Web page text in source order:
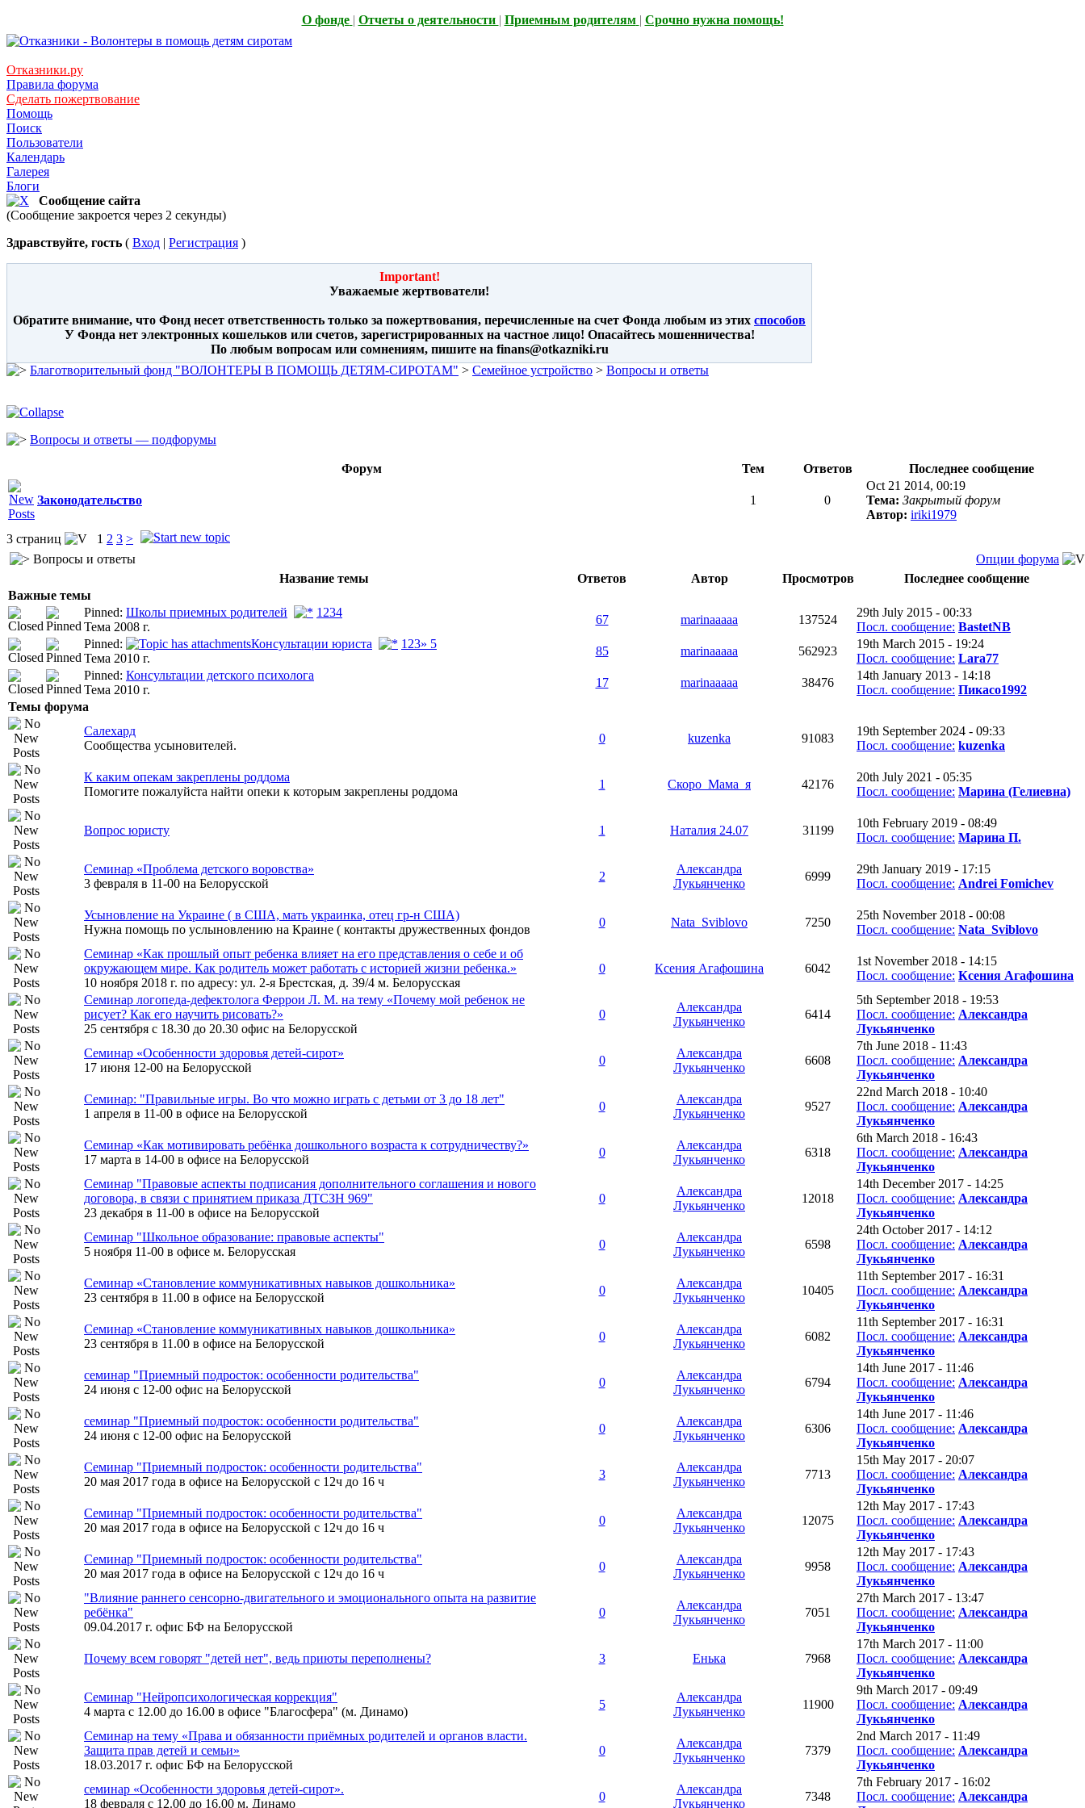
О фонде | Отчеты о деятельности | Приемным родителям | Срочно нужна помощь!
Отказники.ру
Правила форума
Сделать пожертвование
Помощь
Поиск
Пользователи
Календарь
Галерея
Блоги
Сообщение сайта
(Сообщение закроется через 2 секунды)
Здравствуйте, гость ( Вход | Регистрация )
Important!
Уважаемые жертвователи!
Обратите внимание, что Фонд несет ответственность только за пожертвования, перечисленные на счет Фонда любым из этих способов
У Фонда нет электронных кошельков или счетов, зарегистрированных на частное лицо! Опасайтесь мошенничества!
По любым вопросам или сомнениям, пишите на finans@otkazniki.ru
Благотворительный фонд "ВОЛОНТЕРЫ В ПОМОЩЬ ДЕТЯМ-СИРОТАМ" > Семейное устройство > Вопросы и ответы
Вопросы и ответы — подфорумы
Форум Тем Ответов Последнее сообщение
Законодательство 1 0
Oct 21 2014, 00:19
Тема: Закрытый форум
Автор: iriki1979
3 страниц
1 2 3 >
Вопросы и ответы
Опции форума
Название темы
Ответов Автор Просмотров
Последнее сообщение
Важные темы
Pinned: Школы приемных родителей 1 234
Тема 2008 г.
67 marinaaaaa 137524
29th July 2015 - 00:33
Посл. сообщение: BastetNB
Pinned:
Консультации юриста 1 23» 5
Тема 2010 г.
85 marinaaaaa 562923
19th March 2015 - 19:24
Посл. сообщение: Lara77
Pinned: Консультации детского психолога
Тема 2010 г.
17 marinaaaaa 38476
14th January 2013 - 14:18
Посл. сообщение: Пикасо1992
Темы форума
Салехард
Сообщества усыновителей.
0 kuzenka 91083
19th September 2024 - 09:33
Посл. сообщение: kuzenka
К каким опекам закреплены роддома
Помогите пожалуйста найти опеки к которым закреплены роддома
1 Скоро_Мама_я 42176
20th July 2021 - 05:35
Посл. сообщение: Марина (Гелиевна)
Вопрос юристу 1 Наталия 24.07 31199
10th February 2019 - 08:49
Посл. сообщение: Марина П.
Семинар «Проблема детского воровства»
3 февраля в 11-00 на Белорусской
2
Александра
Лукьянченко
6999
29th January 2019 - 17:15
Посл. сообщение: Andrei Fomichev
Усыновление на Украине ( в США, мать украинка, отец гр-н США)
Нужна помощь по услыновлению на Краине ( контакты дружественных фондов
0 Nata_Sviblovo 7250
25th November 2018 - 00:08
Посл. сообщение: Nata_Sviblovo
Семинар «Как прошлый опыт ребенка влияет на его представления о себе и об
окружающем мире. Как родитель может работать с историей жизни ребенка.»
10 ноября 2018 г. по адресу: ул. 2-я Брестская, д. 39/4 м. Белорусская
0 Ксения Агафошина 6042
1st November 2018 - 14:15
Посл. сообщение: Ксения Агафошина
Семинар логопеда-дефектолога Феррои Л. М. на тему «Почему мой ребенок не
рисует? Как его научить рисовать?»
25 сентября с 18.30 до 20.30 офис на Белорусской
0
Александра
Лукьянченко
6414
5th September 2018 - 19:53
Посл. сообщение: Александра
Лукьянченко
Cеминар «Особенности здоровья детей-сирот»
17 июня 12-00 на Белорусской
0
Александра
Лукьянченко
6608
7th June 2018 - 11:43
Посл. сообщение: Александра
Лукьянченко
Семинар: "Правильные игры. Во что можно играть с детьми от 3 до 18 лет"
1 апреля в 11-00 в офисе на Белорусской
0
Александра
Лукьянченко
9527
22nd March 2018 - 10:40
Посл. сообщение: Александра
Лукьянченко
Семинар «Как мотивировать ребёнка дошкольного возраста к сотрудничеству?»
17 марта в 14-00 в офисе на Белорусской
0
Александра
Лукьянченко
6318
6th March 2018 - 16:43
Посл. сообщение: Александра
Лукьянченко
Семинар "Правовые аспекты подписания дополнительного соглашения и нового
договора, в связи с принятием приказа ДТСЗН 969"
23 декабря в 11-00 в офисе на Белорусской
0
Александра
Лукьянченко
12018
14th December 2017 - 14:25
Посл. сообщение: Александра
Лукьянченко
Семинар "Школьное образование: правовые аспекты"
5 ноября 11-00 в офисе м. Белорусская
0
Александра
Лукьянченко
6598
24th October 2017 - 14:12
Посл. сообщение: Александра
Лукьянченко
Семинар «Становление коммуникативных навыков дошкольника»
23 сентября в 11.00 в офисе на Белорусской
0
Александра
Лукьянченко
10405
11th September 2017 - 16:31
Посл. сообщение: Александра
Лукьянченко
Семинар «Становление коммуникативных навыков дошкольника»
23 сентября в 11.00 в офисе на Белорусской
0
Александра
Лукьянченко
6082
11th September 2017 - 16:31
Посл. сообщение: Александра
Лукьянченко
семинар "Приемный подросток: особенности родительства"
24 июня с 12-00 офис на Белорусской
0
Александра
Лукьянченко
6794
14th June 2017 - 11:46
Посл. сообщение: Александра
Лукьянченко
семинар "Приемный подросток: особенности родительства"
24 июня с 12-00 офис на Белорусской
0
Александра
Лукьянченко
6306
14th June 2017 - 11:46
Посл. сообщение: Александра
Лукьянченко
Семинар "Приемный подросток: особенности родительства"
20 мая 2017 года в офисе на Белорусской с 12ч до 16 ч
3
Александра
Лукьянченко
7713
15th May 2017 - 20:07
Посл. сообщение: Александра
Лукьянченко
Семинар "Приемный подросток: особенности родительства"
20 мая 2017 года в офисе на Белорусской с 12ч до 16 ч
0
Александра
Лукьянченко
12075
12th May 2017 - 17:43
Посл. сообщение: Александра
Лукьянченко
Семинар "Приемный подросток: особенности родительства"
20 мая 2017 года в офисе на Белорусской с 12ч до 16 ч
0
Александра
Лукьянченко
9958
12th May 2017 - 17:43
Посл. сообщение: Александра
Лукьянченко
"Влияние раннего сенсорно-двигательного и эмоционального опыта на развитие
ребёнка"
09.04.2017 г. офис БФ на Белорусской
0
Александра
Лукьянченко
7051
27th March 2017 - 13:47
Посл. сообщение: Александра
Лукьянченко
Почему всем говорят "детей нет", ведь приюты переполнены? 3 Енька 7968
17th March 2017 - 11:00
Посл. сообщение: Александра
Лукьянченко
Семинар "Нейропсихологическая коррекция"
4 марта с 12.00 до 16.00 в офисе "Благосфера" (м. Динамо)
5
Александра
Лукьянченко
11900
9th March 2017 - 09:49
Посл. сообщение: Александра
Лукьянченко
Семинар на тему «Права и обязанности приёмных родителей и органов власти.
Защита прав детей и семьи»
18.03.2017 г. офис БФ на Белорусской
0
Александра
Лукьянченко
7379
2nd March 2017 - 11:49
Посл. сообщение: Александра
Лукьянченко
семинар «Особенности здоровья детей-сирот».
18 февраля с 12.00 до 16.00 м. Динамо
0
Александра
Лукьянченко
7348
7th February 2017 - 16:02
Посл. сообщение: Александра